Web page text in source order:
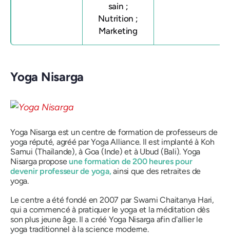
sain ;
Nutrition ;
Marketing
Yoga Nisarga
Yoga Nisarga est un centre de formation de professeurs de
yoga réputé, agréé par Yoga Alliance. Il est implanté à Koh
Samui (Thaïlande), à ​​Goa (Inde) et à Ubud (Bali). Yoga
Nisarga proposeune formation de 200 heures pour
devenir professeur de yoga,ainsi que des retraites de
yoga.
Le centre a été fondé en 2007 par Swami Chaitanya Hari,
qui a commencé à pratiquer le yoga et la méditation dès
son plus jeune âge. Il a créé Yoga Nisarga afin d'allier le
yoga traditionnel à la science moderne.